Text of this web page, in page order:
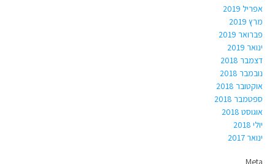
אפריל 2019
מרץ 2019
פברואר 2019
ינואר 2019
דצמבר 2018
נובמבר 2018
אוקטובר 2018
ספטמבר 2018
אוגוסט 2018
יולי 2018
ינואר 2017
Meta